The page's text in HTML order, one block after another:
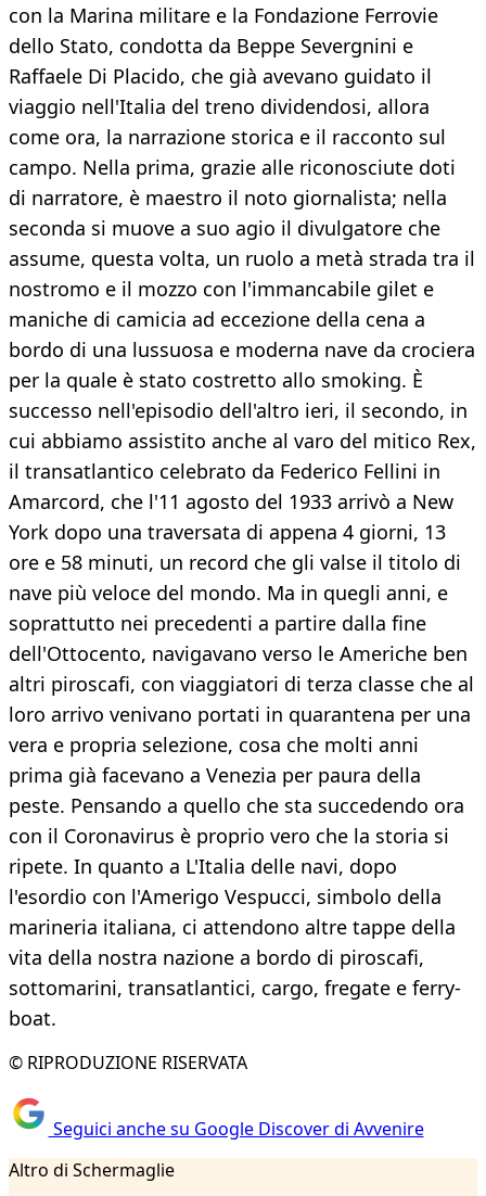
con la Marina militare e la Fondazione Ferrovie
dello Stato, condotta da Beppe Severgnini e
Raffaele Di Placido, che già avevano guidato il
viaggio nell'Italia del treno dividendosi, allora
come ora, la narrazione storica e il racconto sul
campo. Nella prima, grazie alle riconosciute doti
di narratore, è maestro il noto giornalista; nella
seconda si muove a suo agio il divulgatore che
assume, questa volta, un ruolo a metà strada tra il
nostromo e il mozzo con l'immancabile gilet e
maniche di camicia ad eccezione della cena a
bordo di una lussuosa e moderna nave da crociera
per la quale è stato costretto allo smoking. È
successo nell'episodio dell'altro ieri, il secondo, in
cui abbiamo assistito anche al varo del mitico Rex,
il transatlantico celebrato da Federico Fellini in
Amarcord, che l'11 agosto del 1933 arrivò a New
York dopo una traversata di appena 4 giorni, 13
ore e 58 minuti, un record che gli valse il titolo di
nave più veloce del mondo. Ma in quegli anni, e
soprattutto nei precedenti a partire dalla fine
dell'Ottocento, navigavano verso le Americhe ben
altri piroscafi, con viaggiatori di terza classe che al
loro arrivo venivano portati in quarantena per una
vera e propria selezione, cosa che molti anni
prima già facevano a Venezia per paura della
peste. Pensando a quello che sta succedendo ora
con il Coronavirus è proprio vero che la storia si
ripete. In quanto a L'Italia delle navi, dopo
l'esordio con l'Amerigo Vespucci, simbolo della
marineria italiana, ci attendono altre tappe della
vita della nostra nazione a bordo di piroscafi,
sottomarini, transatlantici, cargo, fregate e ferry-
boat.
© RIPRODUZIONE RISERVATA
Seguici anche su Google Discover di Avvenire
Altro di Schermaglie